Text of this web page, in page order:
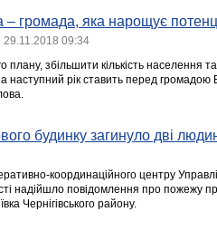
– громада, яка нарощує
29.11.2018 09:34
плану, збільшити кількість населення
наступний рік ставить перед громадою
будинку загинуло дві
координаційного центру
надійшло повідомлення про пожежу
Чернігівського району.